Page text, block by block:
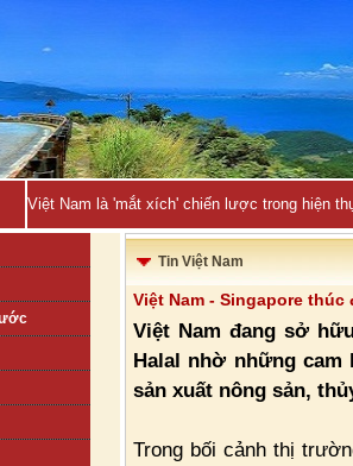
Việt Nam là 'mắt xích' chiến lược trong hiện
Tin Việt Nam
Việt Nam - Singapore
Việt Nam đang sở
Halal nhờ những
sản xuất nông sản,
Trong bối cảnh thị